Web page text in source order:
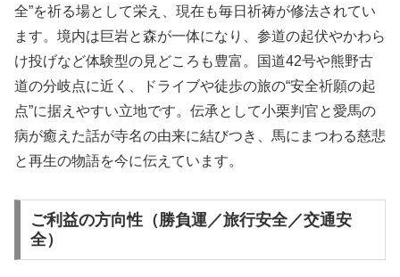
全”を祈る場として栄え、現在も毎日祈祷が修法されてい
ます。境内は巨岩と森が一体になり、参道の起伏やかわら
け投げなど体験型の見どころも豊富。国道42号や熊野古
道の分岐点に近く、ドライブや徒歩の旅の“安全祈願の起
点”に据えやすい立地です。伝承として小栗判官と愛馬の
病が癒えた話が寺名の由来に結びつき、馬にまつわる慈悲
と再生の物語を今に伝えています。
ご利益の方向性（勝負運／旅行安全／交通安
全）